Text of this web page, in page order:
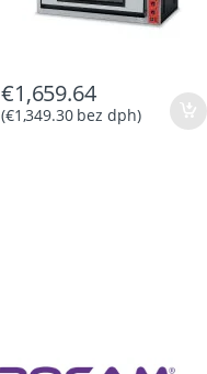
€1,659.64
(€1,349.30bez dph)